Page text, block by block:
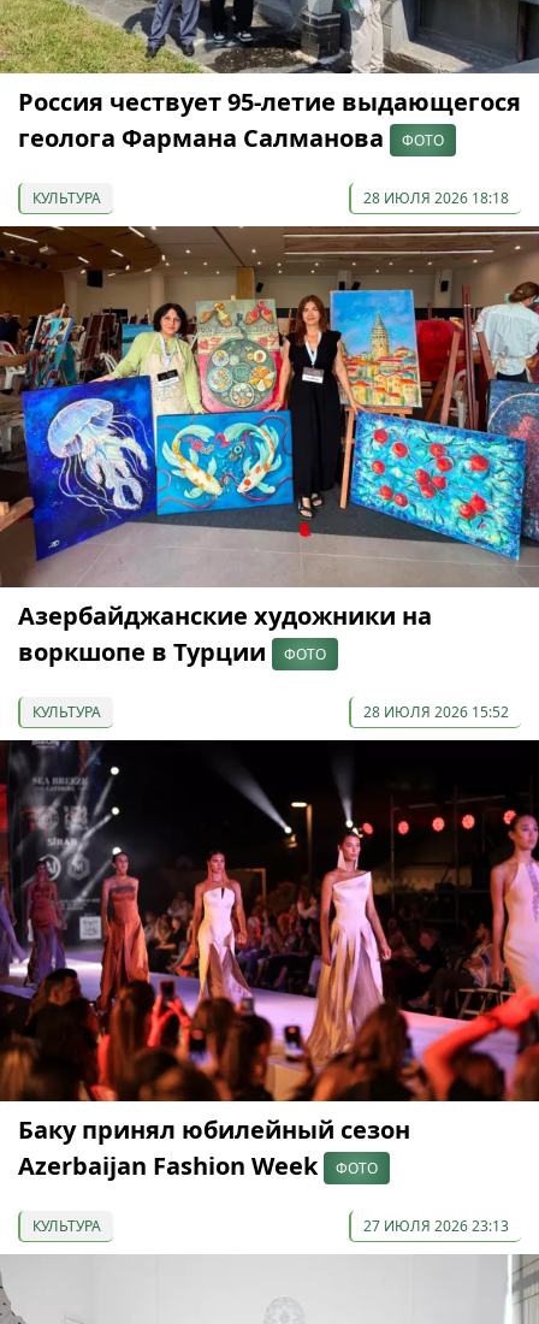
Россия чествует 95-летие выдающегося
геолога Фармана Салманова
ФОТО
КУЛЬТУРА 28 ИЮЛЯ 2026 18:18
Азербайджанские художники на
воркшопе в Турции
ФОТО
КУЛЬТУРА 28 ИЮЛЯ 2026 15:52
Баку принял юбилейный сезон
Azerbaijan Fashion Week
ФОТО
КУЛЬТУРА 27 ИЮЛЯ 2026 23:13